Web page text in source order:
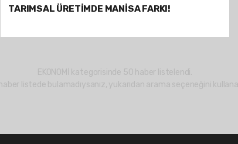
TARIMSAL ÜRETİMDE MANİSA FARKI!
EKONOMİ kategorisinde 50 haber listelendi.
haber listede bulamadıysanız, yukarıdan arama seçeneğini